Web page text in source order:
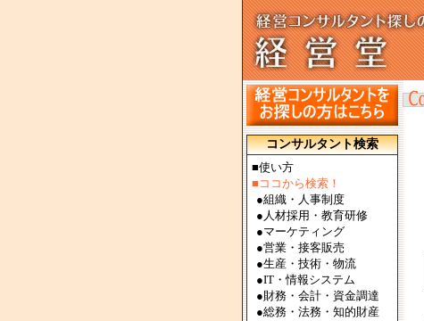
コンサルタント検索
■使い方
■ココから検索！
●組織・人事制度
● 人材採用・教育研修
●マーケティング
●営業・接客販売
●生産・技術・物流
●IT・情報システム
●財務・会計・資金調達
●総務・法務・知的財産